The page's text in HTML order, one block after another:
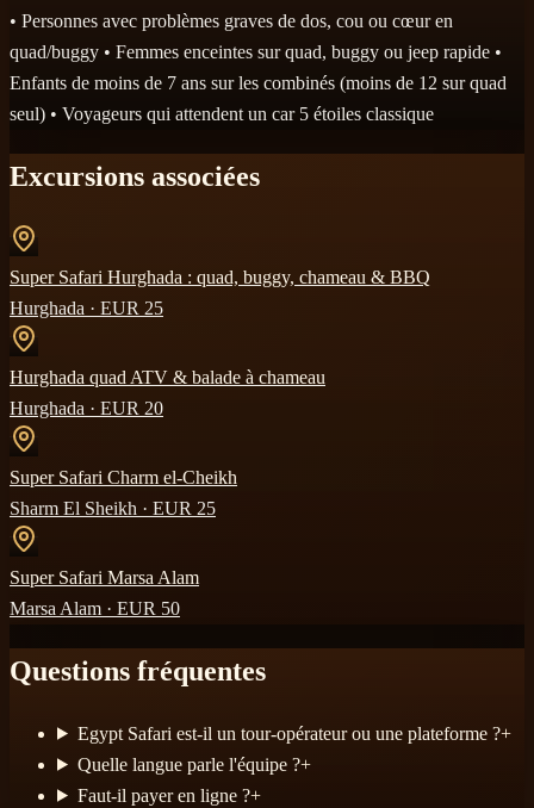
• Personnes avec problèmes graves de dos, cou ou cœur en
quad/buggy • Femmes enceintes sur quad, buggy ou jeep rapide •
Enfants de moins de 7 ans sur les combinés (moins de 12 sur quad
seul) • Voyageurs qui attendent un car 5 étoiles classique
Excursions associées
Super Safari Hurghada : quad, buggy, chameau & BBQ
Hurghada · EUR 25
Hurghada quad ATV & balade à chameau
Hurghada · EUR 20
Super Safari Charm el-Cheikh
Sharm El Sheikh · EUR 25
Super Safari Marsa Alam
Marsa Alam · EUR 50
Questions fréquentes
Egypt Safari est-il un tour-opérateur ou une plateforme ?+
Quelle langue parle l'équipe ?+
Faut-il payer en ligne ?+